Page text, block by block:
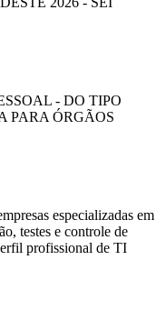
- DO TIPO
PARA ÓRGÃOS
especializadas em
testes e controle de
profissional de TI